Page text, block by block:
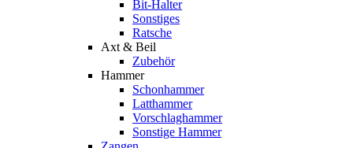
Bit-Halter
Sonstiges
Ratsche
Axt & Beil
Zubehör
Hammer
Schonhammer
Latthammer
Vorschlaghammer
Sonstige Hammer